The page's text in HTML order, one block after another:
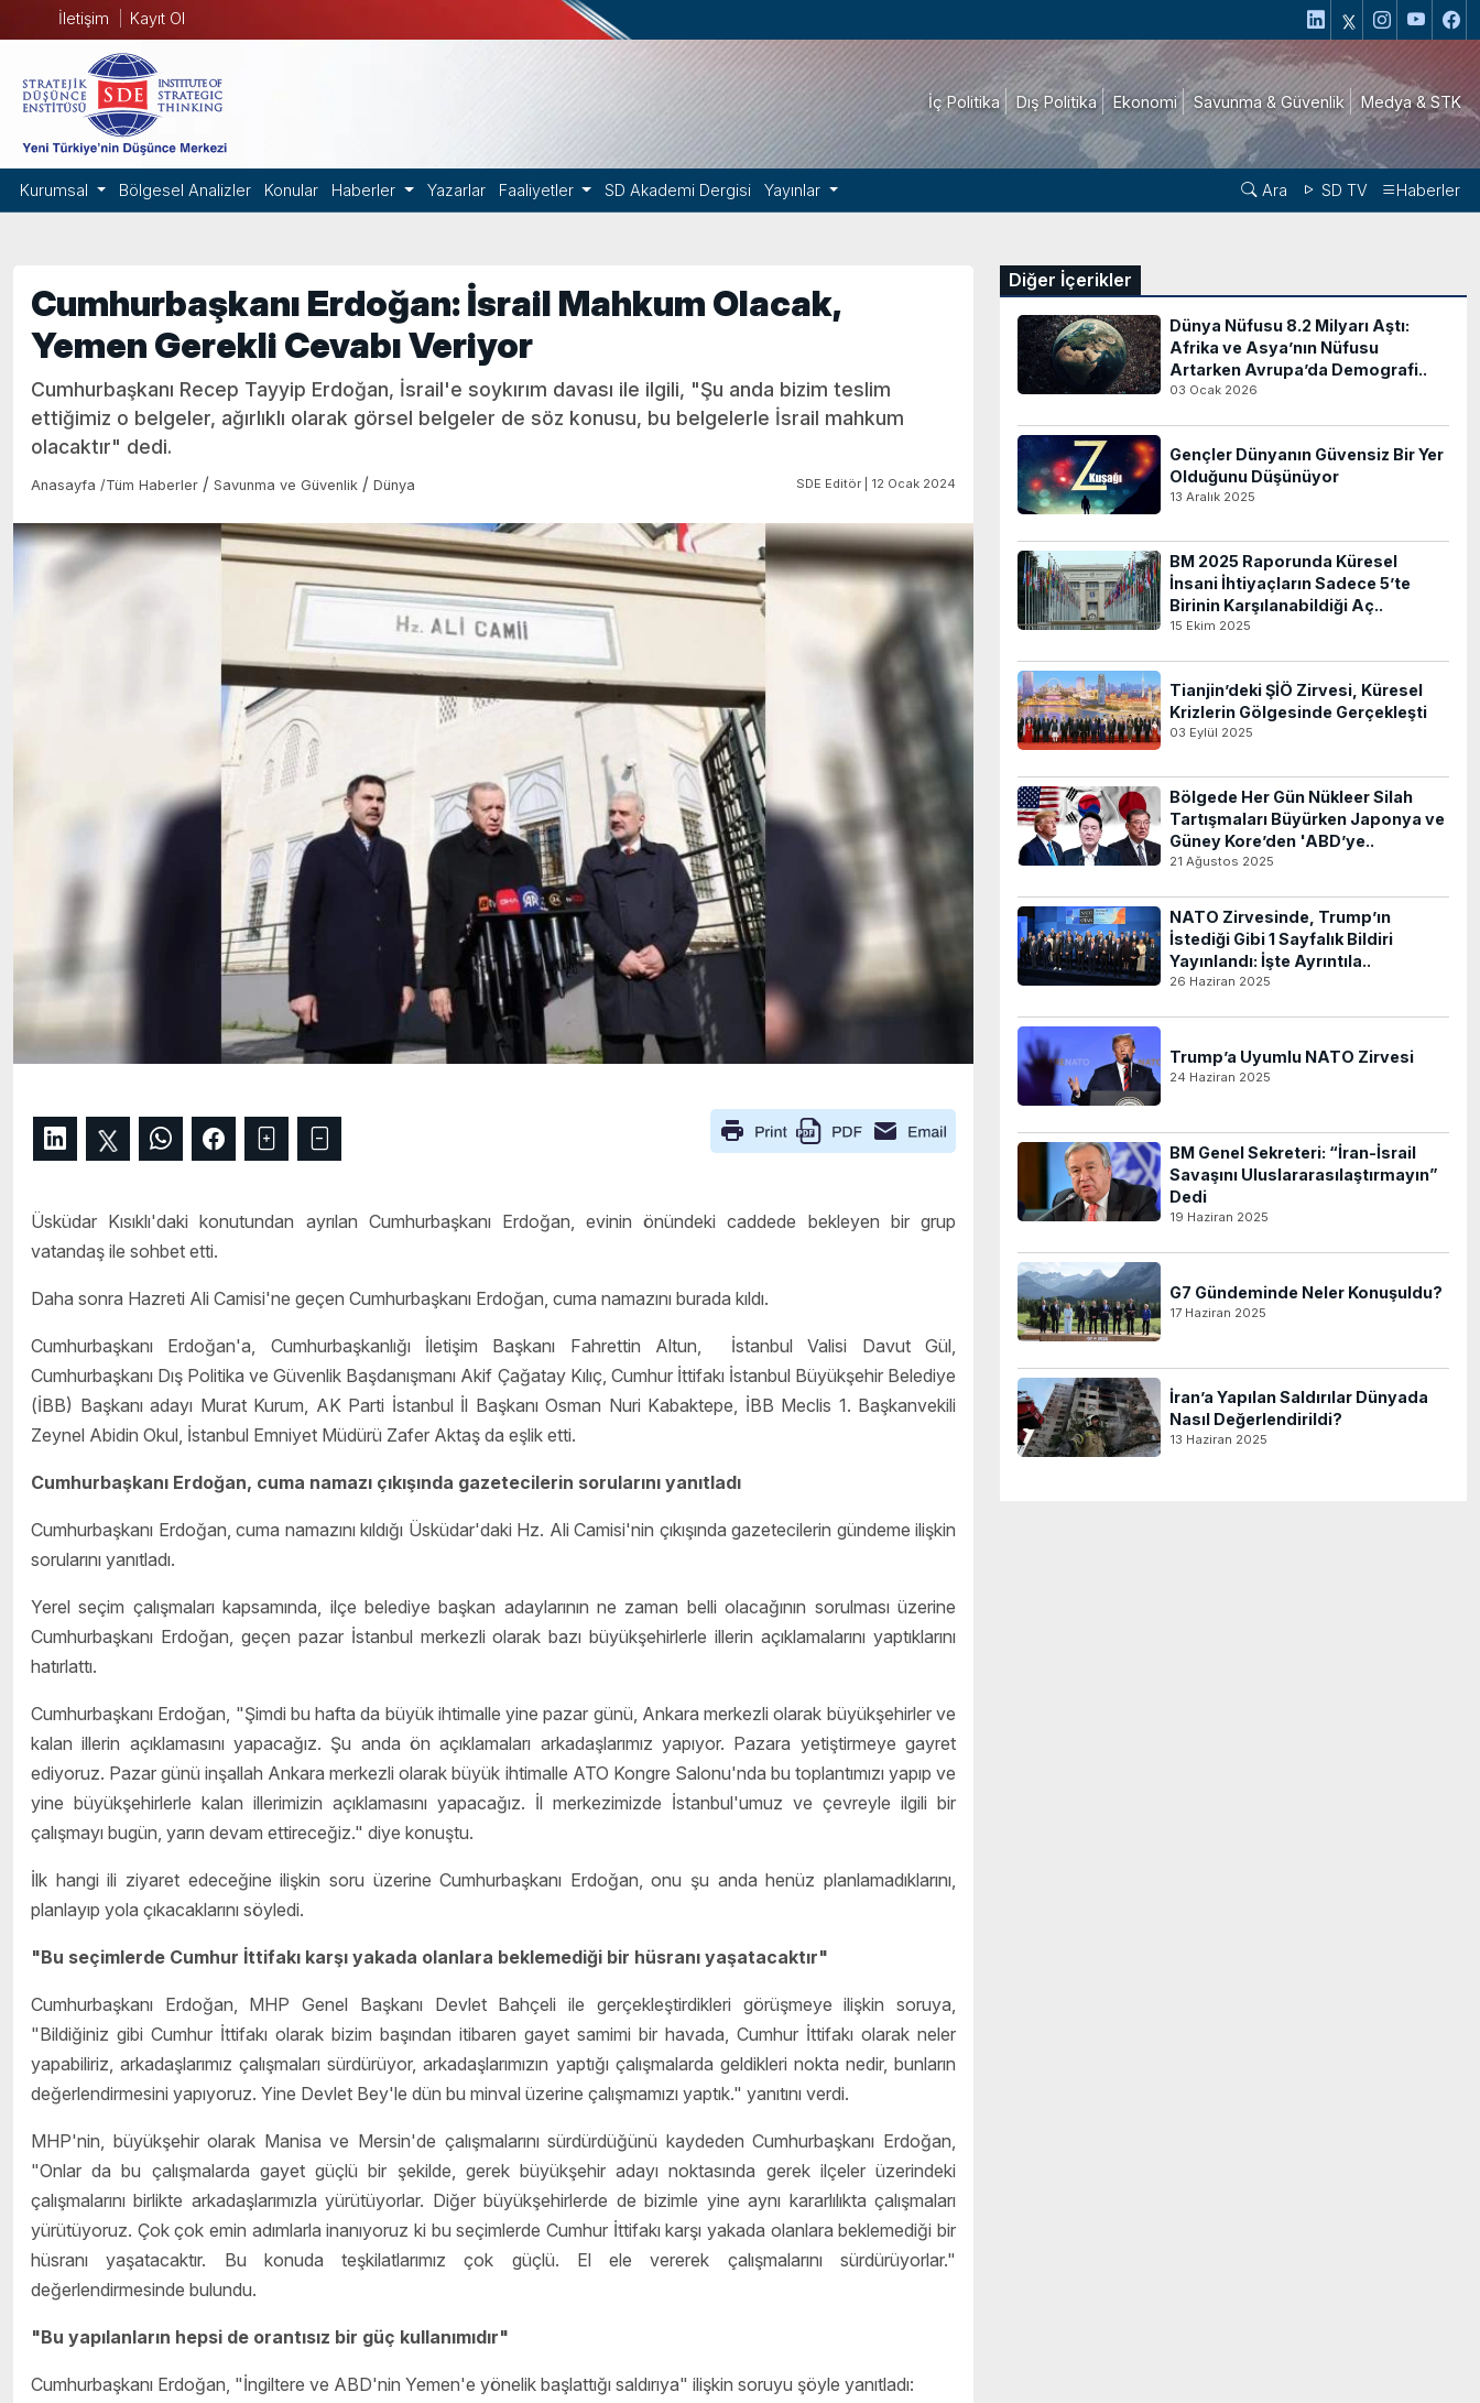
İletişim Kayıt Ol
İç Politika Dış Politika Ekonomi Savunma & Güvenlik Medya & STK
Kurumsal Bölgesel Analizler Konular Haberler Yazarlar Faaliyetler SD Akademi Dergisi Yayınlar Ara SD TV Haberler
Cumhurbaşkanı Erdoğan: İsrail Mahkum Olacak,
Yemen Gerekli Cevabı Veriyor
Cumhurbaşkanı Recep Tayyip Erdoğan, İsrail'e soykırım davası ile ilgili, "Şu anda bizim teslim
ettiğimiz o belgeler, ağırlıklı olarak görsel belgeler de söz konusu, bu belgelerle İsrail mahkum
olacaktır" dedi.
Anasayfa /Tüm Haberler / Savunma ve Güvenlik / Dünya SDE Editör | 12 Ocak 2024
Üsküdar Kısıklı'daki konutundan ayrılan Cumhurbaşkanı Erdoğan, evinin önündeki caddede bekleyen bir grup
vatandaş ile sohbet etti.
Daha sonra Hazreti Ali Camisi'ne geçen Cumhurbaşkanı Erdoğan, cuma namazını burada kıldı.
Cumhurbaşkanı Erdoğan'a, Cumhurbaşkanlığı İletişim Başkanı Fahrettin Altun, İstanbul Valisi Davut Gül,
Cumhurbaşkanı Dış Politika ve Güvenlik Başdanışmanı Akif Çağatay Kılıç, Cumhur İttifakı İstanbul Büyükşehir Belediye
(İBB) Başkanı adayı Murat Kurum, AK Parti İstanbul İl Başkanı Osman Nuri Kabaktepe, İBB Meclis 1. Başkanvekili
Zeynel Abidin Okul, İstanbul Emniyet Müdürü Zafer Aktaş da eşlik etti.
Cumhurbaşkanı Erdoğan, cuma namazı çıkışında gazetecilerin sorularını yanıtladı
Cumhurbaşkanı Erdoğan, cuma namazını kıldığı Üsküdar'daki Hz. Ali Camisi'nin çıkışında gazetecilerin gündeme ilişkin
sorularını yanıtladı.
Yerel seçim çalışmaları kapsamında, ilçe belediye başkan adaylarının ne zaman belli olacağının sorulması üzerine
Cumhurbaşkanı Erdoğan, geçen pazar İstanbul merkezli olarak bazı büyükşehirlerle illerin açıklamalarını yaptıklarını
hatırlattı.
Cumhurbaşkanı Erdoğan, "Şimdi bu hafta da büyük ihtimalle yine pazar günü, Ankara merkezli olarak büyükşehirler ve
kalan illerin açıklamasını yapacağız. Şu anda ön açıklamaları arkadaşlarımız yapıyor. Pazara yetiştirmeye gayret
ediyoruz. Pazar günü inşallah Ankara merkezli olarak büyük ihtimalle ATO Kongre Salonu'nda bu toplantımızı yapıp ve
yine büyükşehirlerle kalan illerimizin açıklamasını yapacağız. İl merkezimizde İstanbul'umuz ve çevreyle ilgili bir
çalışmayı bugün, yarın devam ettireceğiz." diye konuştu.
İlk hangi ili ziyaret edeceğine ilişkin soru üzerine Cumhurbaşkanı Erdoğan, onu şu anda henüz planlamadıklarını,
planlayıp yola çıkacaklarını söyledi.
"Bu seçimlerde Cumhur İttifakı karşı yakada olanlara beklemediği bir hüsranı yaşatacaktır"
Cumhurbaşkanı Erdoğan, MHP Genel Başkanı Devlet Bahçeli ile gerçekleştirdikleri görüşmeye ilişkin soruya,
"Bildiğiniz gibi Cumhur İttifakı olarak bizim başından itibaren gayet samimi bir havada, Cumhur İttifakı olarak neler
yapabiliriz, arkadaşlarımız çalışmaları sürdürüyor, arkadaşlarımızın yaptığı çalışmalarda geldikleri nokta nedir, bunların
değerlendirmesini yapıyoruz. Yine Devlet Bey'le dün bu minval üzerine çalışmamızı yaptık." yanıtını verdi.
MHP'nin, büyükşehir olarak Manisa ve Mersin'de çalışmalarını sürdürdüğünü kaydeden Cumhurbaşkanı Erdoğan,
"Onlar da bu çalışmalarda gayet güçlü bir şekilde, gerek büyükşehir adayı noktasında gerek ilçeler üzerindeki
çalışmalarını birlikte arkadaşlarımızla yürütüyorlar. Diğer büyükşehirlerde de bizimle yine aynı kararlılıkta çalışmaları
yürütüyoruz. Çok çok emin adımlarla inanıyoruz ki bu seçimlerde Cumhur İttifakı karşı yakada olanlara beklemediği bir
hüsranı yaşatacaktır. Bu konuda teşkilatlarımız çok güçlü. El ele vererek çalışmalarını sürdürüyorlar."
değerlendirmesinde bulundu.
"Bu yapılanların hepsi de orantısız bir güç kullanımıdır"
Cumhurbaşkanı Erdoğan, "İngiltere ve ABD'nin Yemen'e yönelik başlattığı saldırıya" ilişkin soruyu şöyle yanıtladı:
Diğer İçerikler
Dünya Nüfusu 8.2 Milyarı Aştı:
Afrika ve Asya’nın Nüfusu
Artarken Avrupa’da Demografi..
03 Ocak 2026
Gençler Dünyanın Güvensiz Bir Yer
Olduğunu Düşünüyor
13 Aralık 2025
BM 2025 Raporunda Küresel
İnsani İhtiyaçların Sadece 5’te
Birinin Karşılanabildiği Aç..
15 Ekim 2025
Tianjin’deki ŞİÖ Zirvesi, Küresel
Krizlerin Gölgesinde Gerçekleşti
03 Eylül 2025
Bölgede Her Gün Nükleer Silah
Tartışmaları Büyürken Japonya ve
Güney Kore’den 'ABD’ye..
21 Ağustos 2025
NATO Zirvesinde, Trump’ın
İstediği Gibi 1 Sayfalık Bildiri
Yayınlandı: İşte Ayrıntıla..
26 Haziran 2025
Trump’a Uyumlu NATO Zirvesi
24 Haziran 2025
BM Genel Sekreteri: “İran-İsrail
Savaşını Uluslararasılaştırmayın”
Dedi
19 Haziran 2025
G7 Gündeminde Neler Konuşuldu?
17 Haziran 2025
İran’a Yapılan Saldırılar Dünyada
Nasıl Değerlendirildi?
13 Haziran 2025